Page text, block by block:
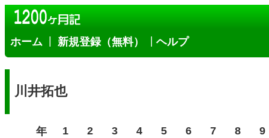
ホーム | 新規登録（無料） |ヘルプ
川井拓也
年 1 2 3 4 5 6 7 8 9